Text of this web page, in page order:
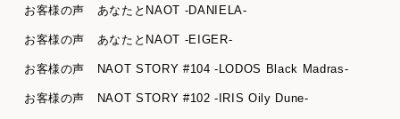
お客様の声 あなたとNAOT -DANIELA-
お客様の声 あなたとNAOT -EIGER-
お客様の声 NAOT STORY #104 -LODOS Black Madras-
お客様の声 NAOT STORY #102 -IRIS Oily Dune-